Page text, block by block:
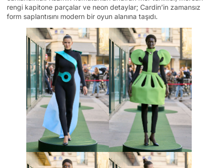
rengi kapitone parçalar ve neon detaylar; Cardin’in zamansız
form saplantısını modern bir oyun alanına taşıdı.